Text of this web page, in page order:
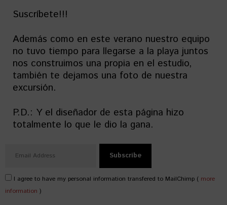
Suscríbete!!!
Además como en este verano nuestro equipo
no tuvo tiempo para llegarse a la playa juntos
nos construimos una propia en el estudio,
también te dejamos una foto de nuestra
excursión.
P.D.: Y el diseñador de esta página hizo
totalmente lo que le dio la gana.
I agree to have my personal information transfered to MailChimp ( more
information )